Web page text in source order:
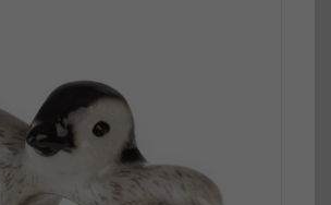
DETALLES